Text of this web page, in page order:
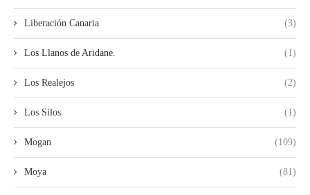
Liberación Canaria (3)
Los Llanos de Aridane. (1)
Los Realejos (2)
Los Silos (1)
Mogan (109)
Moya (81)